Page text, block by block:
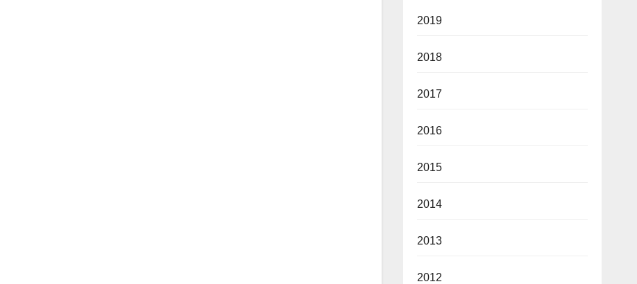
2019
2018
2017
2016
2015
2014
2013
2012